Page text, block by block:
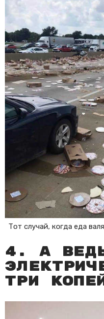
Тот случай, когда еда
4. А
три